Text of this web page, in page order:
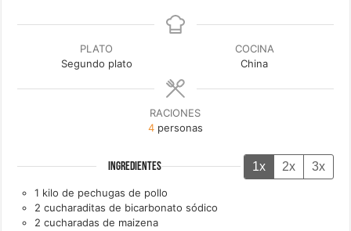
PLATO
Segundo plato
COCINA
China
RACIONES
4 personas
INGREDIENTES 1x 2x 3x
1 kilo de pechugas de pollo
2 cucharaditas de bicarbonato sódico
2 cucharadas de maizena